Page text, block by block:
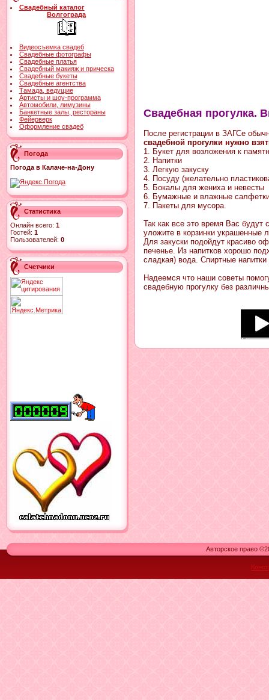
Свадебный каталог
Волгограда
Видеосъемка свадеб
Свадебные фотографы
Свадебные платья
Свадебный макияж и прическа
Свадебные букеты
Свадебные агентства
Тамада, ведущие
Артисты и шоу-программа
Автомобили, лимузины
Банкетные залы, рестораны
Фейерверк
Оформление свадеб
Погода
Погода в Калаче-на-Дону
Статистика
Онлайн всего: 1
Гостей: 1
Пользователей: 0
Счетчики
Свадебная прогулка.
После регистрации в ЗАГСе
свадебной прогулки нужно
1. Букет для возложения к
2. Напитки
3. Легкую закуску
4. Посуду (желательно
5. Бокалы для жениха и невесты
6. Бумажные и влажные
7. Пакеты для мусора.
Так как все это время Вас
уложите в корзинки украшенные
Для закуски подойдут красиво
печенье. Из напитков хорошо
сладкая) вода. Спиртные
Надеемся что наши советы
свадебную прогулку без
Авторское право